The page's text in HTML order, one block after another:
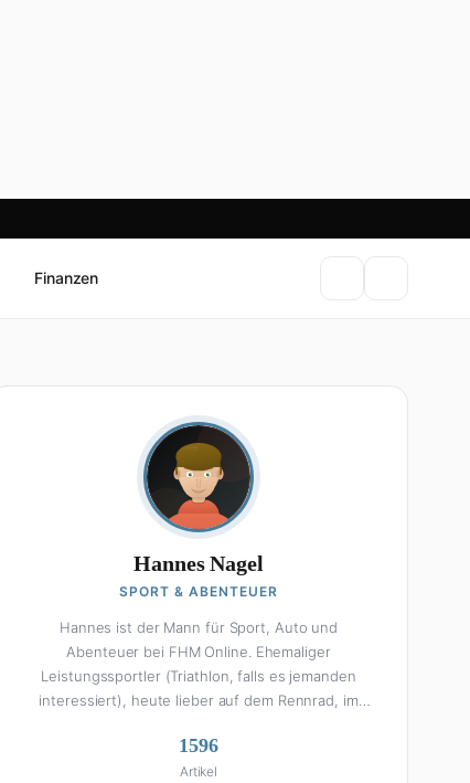
Finanzen
Hannes Nagel
SPORT & ABENTEUER
Hannes ist der Mann für Sport, Auto und
Abenteuer bei FHM Online. Ehemaliger
Leistungssportler (Triathlon, falls es jemanden
interessiert), heute lieber auf dem Rennrad, im
Wissen über Sport ist enzyklopädisch: Egal ob
Bundesliga-Analyse, Formel 1, UFC oder Olympia –
1596
Artikel